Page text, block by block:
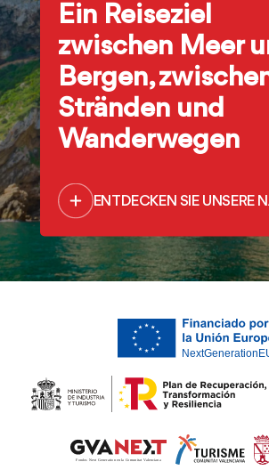
Ein Reiseziel
zwischen Meer
Bergen,
Stränden und
Wanderwegen
ENTDECKEN SIE UNSERE